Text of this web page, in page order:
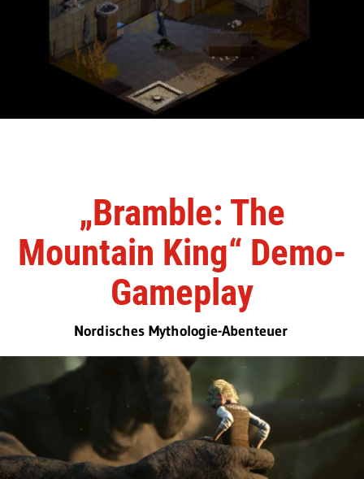
„Bramble: The
Mountain King“ Demo-
Gameplay
Nordisches Mythologie-Abenteuer